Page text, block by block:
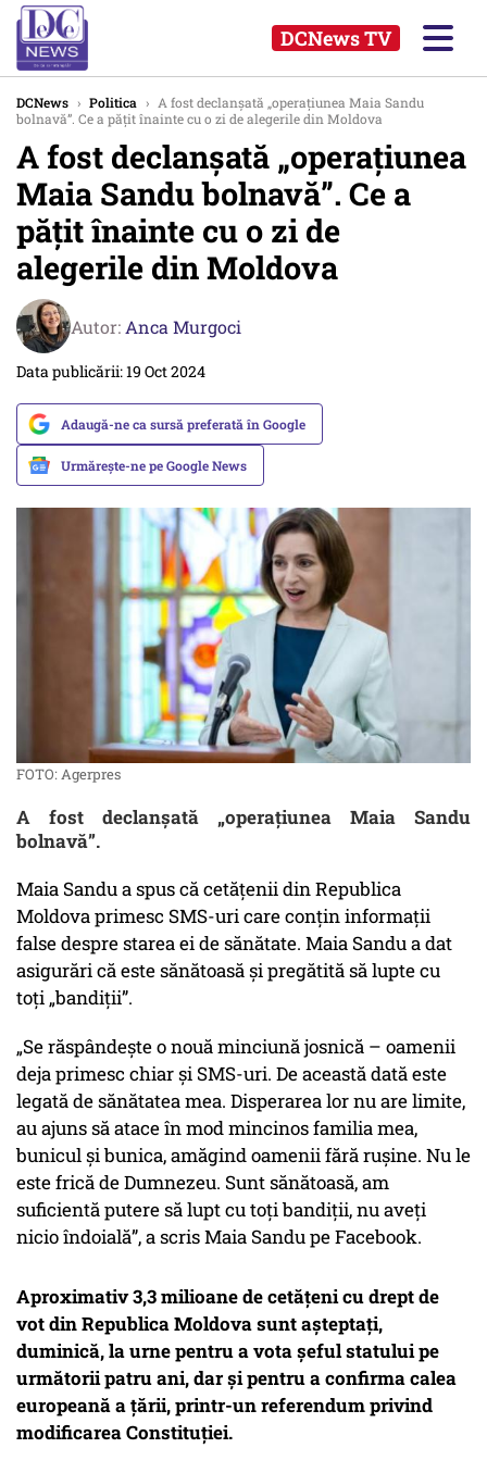
DCNews TV
DCNews › Politica › A fost declanșată „operațiunea Maia Sandu
bolnavă”. Ce a pățit înainte cu o zi de alegerile din Moldova
A fost declanșată „operațiunea
Maia Sandu bolnavă”. Ce a
pățit înainte cu o zi de
alegerile din Moldova
Autor: Anca Murgoci
Data publicării: 19 Oct 2024
Adaugă-ne ca sursă preferată în Google
Urmărește-ne pe Google News
FOTO: Agerpres
A fost declanșată „operațiunea Maia Sandu
bolnavă”.
Maia Sandu a spus că cetățenii din Republica
Moldova primesc SMS-uri care conțin informații
false despre starea ei de sănătate. Maia Sandu a dat
asigurări că este sănătoasă și pregătită să lupte cu
toți „bandiții”.
„Se răspândește o nouă minciună josnică – oamenii
deja primesc chiar și SMS-uri. De această dată este
legată de sănătatea mea. Disperarea lor nu are limite,
au ajuns să atace în mod mincinos familia mea,
bunicul și bunica, amăgind oamenii fără rușine. Nu le
este frică de Dumnezeu. Sunt sănătoasă, am
suficientă putere să lupt cu toți bandiții, nu aveți
nicio îndoială”, a scris Maia Sandu pe Facebook.
Aproximativ 3,3 milioane de cetăţeni cu drept de
vot din Republica Moldova sunt aşteptaţi,
duminică, la urne pentru a vota şeful statului pe
următorii patru ani, dar şi pentru a confirma calea
europeană a ţării, printr-un referendum privind
modificarea Constituţiei.